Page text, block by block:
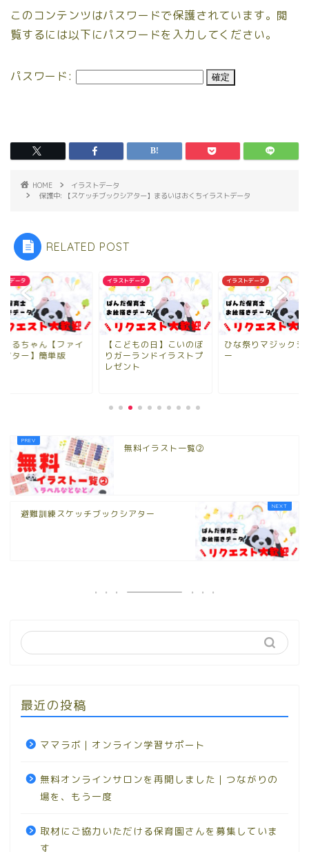
このコンテンツはパスワードで保護されています。閲
覧するには以下にパスワードを入力してください。
パスワード:
HOME
イラストデータ
保護中: 【スケッチブックシアター】まるいはおくちイラストデータ
RELATED POST
トデータ
まるちゃん【ファイ
アター】簡単版
イラストデータ
【こどもの日】こいのぼ
りガーランドイラストプ
レゼント
イラストデータ
ひな祭りマジックシ
ー
無料イラスト一覧②
避難訓練スケッチブックシアター
最近の投稿
ママラボ｜オンライン学習サポート
無料オンラインサロンを再開しました｜つながりの
場を、もう一度
取材にご協力いただける保育園さんを募集していま
す